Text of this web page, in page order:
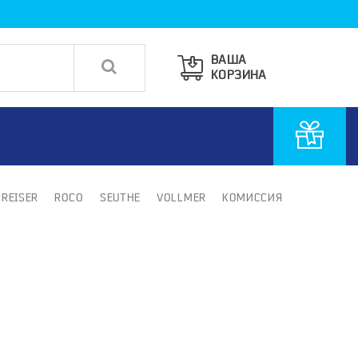
ВАША
КОРЗИНА
ROCO SEUTHE VOLLMER КОМИССИЯ